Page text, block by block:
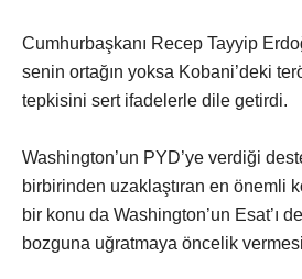
Cumhurbaşkanı Recep Tayyip
senin ortağın yoksa Kobani’deki
tepkisini sert ifadelerle dile getirdi.
Washington’un PYD’ye verdiği
birbirinden uzaklaştıran en önemli
bir konu da Washington’un Esat’ı
bozguna uğratmaya öncelik